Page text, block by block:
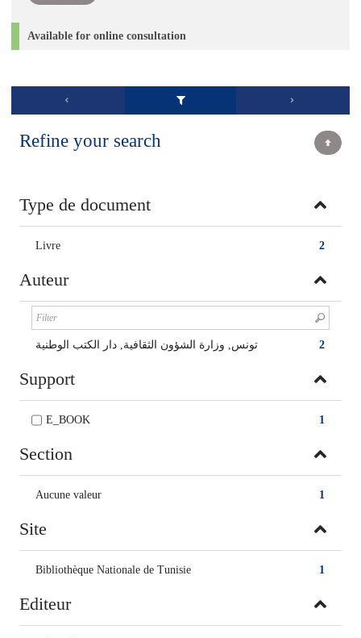
Available for online consultation
Refine your search
Type de document
2
Livre
Auteur
2 تونس, وزارة الشؤون الثقافية, دار الكتب الوطنية
Support
1
E_BOOK
Section
1
Aucune valeur
Site
1
Bibliothèque Nationale de Tunisie
Editeur